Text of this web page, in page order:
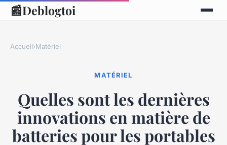
📰Deblogtoi
Accueil›Matériel
MATÉRIEL
Quelles sont les dernières
innovations en matière de
batteries pour les portables